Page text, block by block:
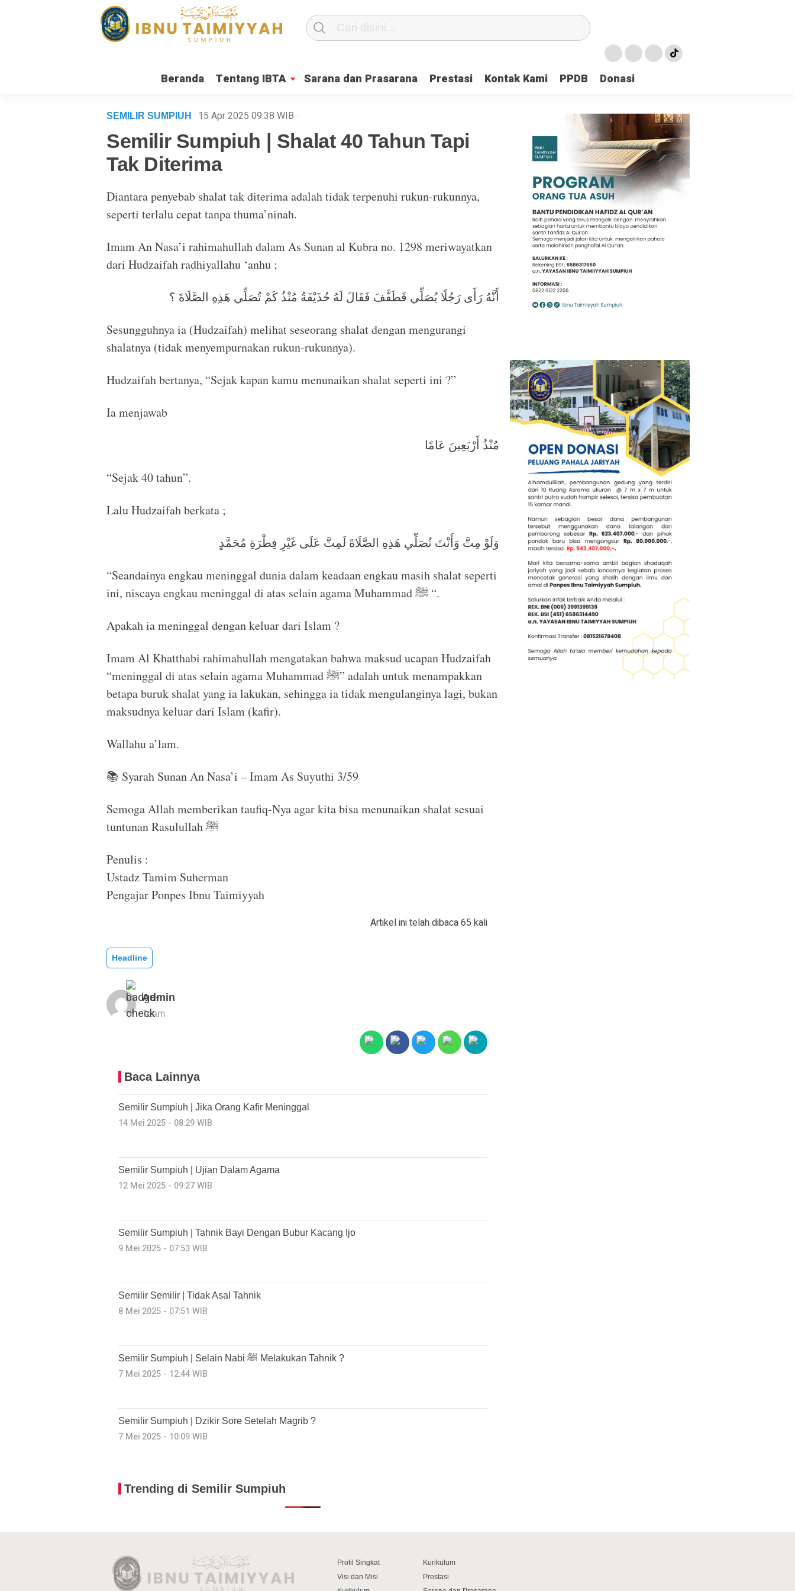
Beranda Tentang IBTA Sarana dan Prasarana Prestasi Kontak Kami PPDB Donasi
SEMILIR SUMPIUH · 15 Apr 2025 09:38 WIB ·
Semilir Sumpiuh | Shalat 40 Tahun Tapi
Tak Diterima
Diantara penyebab shalat tak diterima adalah tidak terpenuhi rukun-rukunnya,
seperti terlalu cepat tanpa thuma’ninah.
Imam An Nasa’i rahimahullah dalam As Sunan al Kubra no. 1298 meriwayatkan
dari Hudzaifah radhiyallahu ‘anhu ;
أَنَّهُ رَأَى رَجُلًا يُصَلِّي فَطَفَّفَ فَقَالَ لَهُ حُذَيْفَةُ مُنْذُ كَمْ تُصَلِّي هَذِهِ الصَّلَاةَ ؟
Sesungguhnya ia (Hudzaifah) melihat seseorang shalat dengan mengurangi
shalatnya (tidak menyempurnakan rukun-rukunnya).
Hudzaifah bertanya, “Sejak kapan kamu menunaikan shalat seperti ini ?”
Ia menjawab
مُنْذُ أَرْبَعِينَ عَامًا
“Sejak 40 tahun”.
Lalu Hudzaifah berkata ;
وَلَوْ مِتَّ وَأَنْتَ تُصَلِّي هَذِهِ الصَّلَاةَ لَمِتَّ عَلَى غَيْرِ فِطْرَةِ مُحَمَّدٍ
“Seandainya engkau meninggal dunia dalam keadaan engkau masih shalat seperti
ini, niscaya engkau meninggal di atas selain agama Muhammad ﷺ “.
Apakah ia meninggal dengan keluar dari Islam ?
Imam Al Khatthabi rahimahullah mengatakan bahwa maksud ucapan Hudzaifah
“meninggal di atas selain agama Muhammad ﷺ” adalah untuk menampakkan
betapa buruk shalat yang ia lakukan, sehingga ia tidak mengulanginya lagi, bukan
maksudnya keluar dari Islam (kafir).
Wallahu a’lam.
📚 Syarah Sunan An Nasa’i – Imam As Suyuthi 3/59
Semoga Allah memberikan taufiq-Nya agar kita bisa menunaikan shalat sesuai
tuntunan Rasulullah ﷺ
Penulis :
Ustadz Tamim Suherman
Pengajar Ponpes Ibnu Taimiyyah
Artikel ini telah dibaca 65 kali
Headline
Admin
Team
Baca Lainnya
Semilir Sumpiuh | Jika Orang Kafir Meninggal
14 Mei 2025 - 08:29 WIB
Semilir Sumpiuh | Ujian Dalam Agama
12 Mei 2025 - 09:27 WIB
Semilir Sumpiuh | Tahnik Bayi Dengan Bubur Kacang Ijo
9 Mei 2025 - 07:53 WIB
Semilir Semilir | Tidak Asal Tahnik
8 Mei 2025 - 07:51 WIB
Semilir Sumpiuh | Selain Nabi ﷺ Melakukan Tahnik ?
7 Mei 2025 - 12:44 WIB
Semilir Sumpiuh | Dzikir Sore Setelah Magrib ?
7 Mei 2025 - 10:09 WIB
Trending di Semilir Sumpiuh
Profil Singkat
Visi dan Misi
Kurikulum
Prestasi